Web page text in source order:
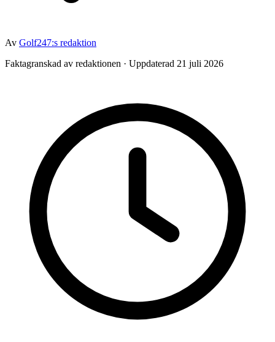
Av Golf247:s redaktion
Faktagranskad av redaktionen · Uppdaterad 21 juli 2026